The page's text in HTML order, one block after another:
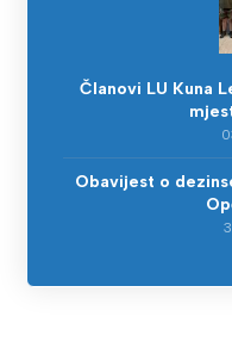
Članovi LU Kuna
Obavijest o